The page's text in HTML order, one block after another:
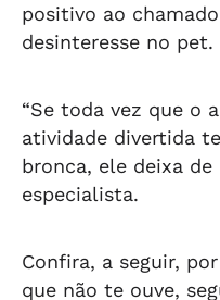
positivo ao
desinteresse no pet.
“Se toda vez que o
atividade divertida
bronca, ele deixa de
especialista.
Confira, a seguir,
que não te ouve,